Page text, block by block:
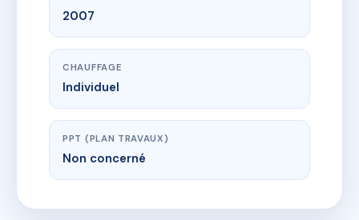
2007
CHAUFFAGE
Individuel
PPT (PLAN TRAVAUX)
Non concerné